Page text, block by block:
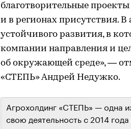
благотворительные
и в регионах присутствия.
устойчивого развития, в
компании направления и
об окружающей среде», —
«СТЕПЬ» Андрей Недужко.
Агрохолдинг «СТЕПЬ» — одна
свою деятельность с 2014